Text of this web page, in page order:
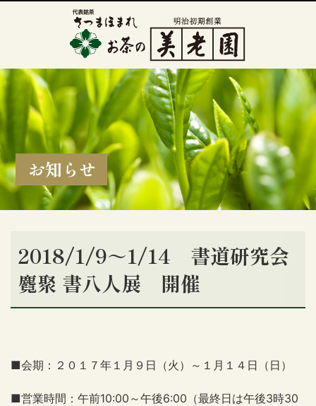
お知らせ
2018/1/9～1/14 書道研究会
麑聚 書八人展 開催
■会期：２０１７年１月９日（火）～１月１４日（日）
■営業時間：午前10:00～午後6:00（最終日は午後3時30